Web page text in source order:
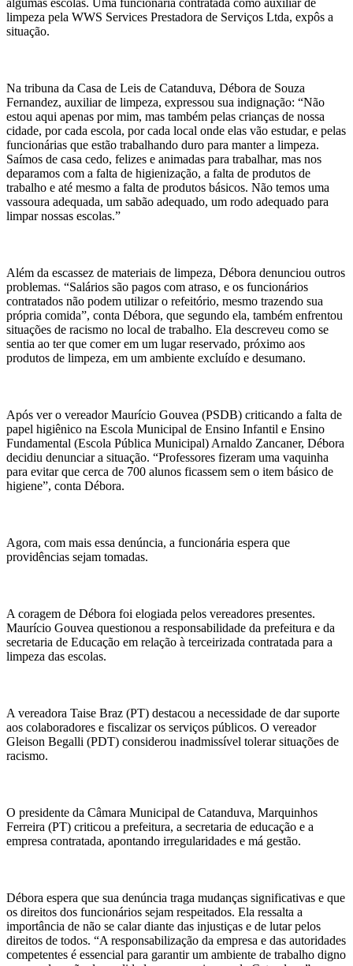
limpeza pela WWS Services Prestadora de Serviços Ltda, expôs a
situação.
Na tribuna da Casa de Leis de Catanduva, Débora de Souza
Fernandez, auxiliar de limpeza, expressou sua indignação: “Não
estou aqui apenas por mim, mas também pelas crianças de nossa
cidade, por cada escola, por cada local onde elas vão estudar, e pelas
funcionárias que estão trabalhando duro para manter a limpeza.
Saímos de casa cedo, felizes e animadas para trabalhar, mas nos
deparamos com a falta de higienização, a falta de produtos de
trabalho e até mesmo a falta de produtos básicos. Não temos uma
vassoura adequada, um sabão adequado, um rodo adequado para
limpar nossas escolas.”
Além da escassez de materiais de limpeza, Débora denunciou outros
problemas. “Salários são pagos com atraso, e os funcionários
contratados não podem utilizar o refeitório, mesmo trazendo sua
própria comida”, conta Débora, que segundo ela, também enfrentou
situações de racismo no local de trabalho. Ela descreveu como se
sentia ao ter que comer em um lugar reservado, próximo aos
produtos de limpeza, em um ambiente excluído e desumano.
Após ver o vereador Maurício Gouvea (PSDB) criticando a falta de
papel higiênico na Escola Municipal de Ensino Infantil e Ensino
Fundamental (Escola Pública Municipal) Arnaldo Zancaner, Débora
decidiu denunciar a situação. “Professores fizeram uma vaquinha
para evitar que cerca de 700 alunos ficassem sem o item básico de
higiene”, conta Débora.
Agora, com mais essa denúncia, a funcionária espera que
providências sejam tomadas.
A coragem de Débora foi elogiada pelos vereadores presentes.
Maurício Gouvea questionou a responsabilidade da prefeitura e da
secretaria de Educação em relação à terceirizada contratada para a
limpeza das escolas.
A vereadora Taise Braz (PT) destacou a necessidade de dar suporte
aos colaboradores e fiscalizar os serviços públicos. O vereador
Gleison Begalli (PDT) considerou inadmissível tolerar situações de
racismo.
O presidente da Câmara Municipal de Catanduva, Marquinhos
Ferreira (PT) criticou a prefeitura, a secretaria de educação e a
empresa contratada, apontando irregularidades e má gestão.
Débora espera que sua denúncia traga mudanças significativas e que
os direitos dos funcionários sejam respeitados. Ela ressalta a
importância de não se calar diante das injustiças e de lutar pelos
direitos de todos. “A responsabilização da empresa e das autoridades
competentes é essencial para garantir um ambiente de trabalho digno